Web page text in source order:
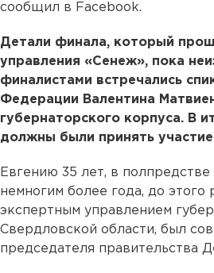
сообщил в Facebook.
Детали финала, который
управления «Сенеж», пока
финалистами встречались
Федерации Валентина
губернаторского корпуса. В
должны были принять
Евгению 35 лет, в полпредстве
немногим более года, до этого
экспертным управлением
Свердловской области, был
председателя правительства